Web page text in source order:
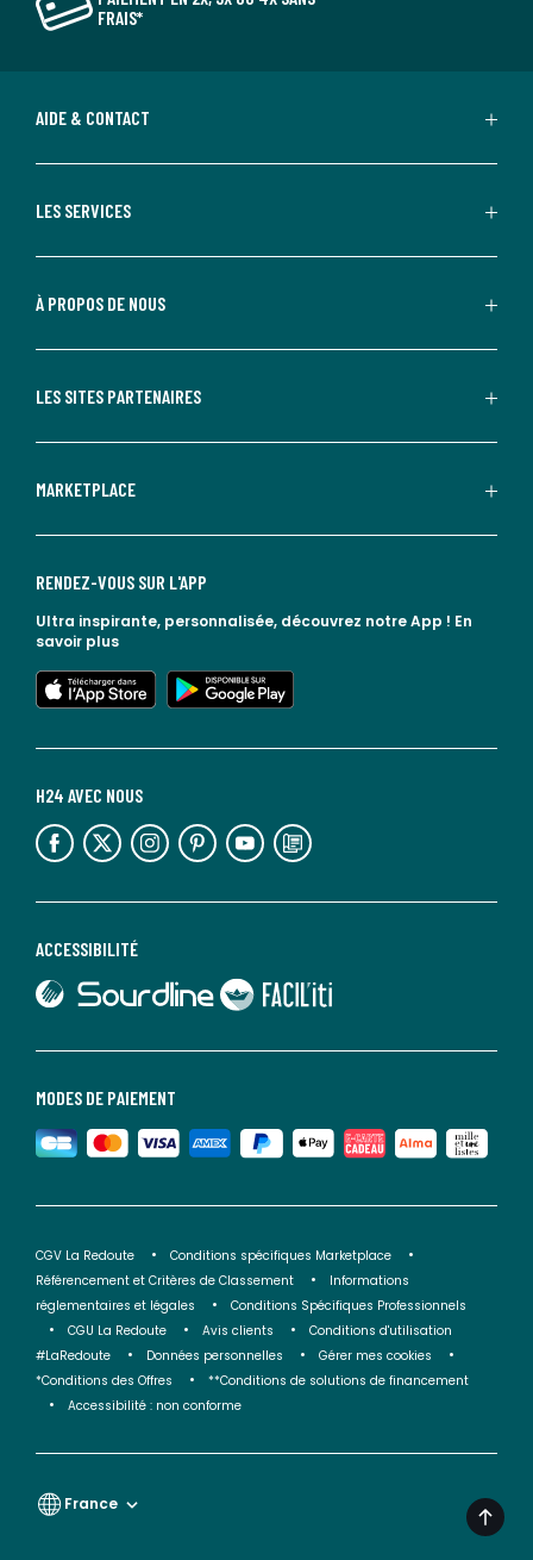
FRAIS*
AIDE & CONTACT
LES SERVICES
À PROPOS DE NOUS
LES SITES PARTENAIRES
MARKETPLACE
MODES DE PAIEMENT
ACCESSIBILITÉ
lien vers Sourdline
lien vers Faciliti
H24 AVEC NOUS
lien vers l'espace réseaux sociaux lien vers l'espace réseaux sociaux lien vers l'espace réseaux sociaux lien vers l'espace réseaux sociaux lien vers l'espace réseaux sociaux lien vers le blog la redoute
RENDEZ-VOUS SUR L'APP
Ultra inspirante, personnalisée, découvrez notre App ! En
savoir plus
lien vers l'app store
lien vers google play
CGV La Redoute
Conditions spécifiques Marketplace
Référencement et Critères de Classement
Informations
réglementaires et légales
Conditions Spécifiques Professionnels
CGU La Redoute
Avis clients
Conditions d'utilisation
#LaRedoute
Données personnelles
Gérer mes cookies
*Conditions des Offres
**Conditions de solutions de financement
Accessibilité : non conforme
France